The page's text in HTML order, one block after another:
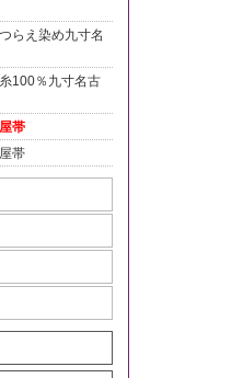
らえ染め九寸名
100％九寸名古
帯
帯